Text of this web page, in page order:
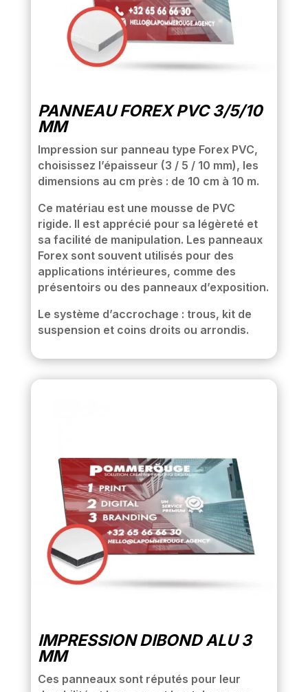
PANNEAU FOREX PVC 3/5/10
MM
Impression sur panneau type Forex PVC,
choisissez l’épaisseur (3 / 5 / 10 mm), les
dimensions au cm près : de 10 cm à 10 m.
Ce matériau est une mousse de PVC
rigide. Il est apprécié pour sa légèreté et
sa facilité de manipulation. Les panneaux
Forex sont souvent utilisés pour des
applications intérieures, comme des
présentoirs ou des panneaux d’exposition.
Le système d’accrochage : trous, kit de
suspension et coins droits ou arrondis.
IMPRESSION DIBOND ALU 3
MM
Ces panneaux sont réputés pour leur